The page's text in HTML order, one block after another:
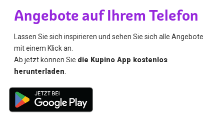
Angebote auf Ihrem Telefon
Lassen Sie sich inspirieren und sehen Sie sich alle Angebote
mit einem Klick an.
Ab jetzt können Sie die Kupino App kostenlos
herunterladen